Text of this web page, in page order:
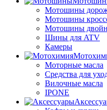
Мотошины
Мотошины
Мотошины
Шины для ATV
Камеры
Моторные масла
Средства для
Вилочные масла
IPONE